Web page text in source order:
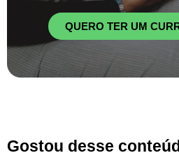
QUERO TER UM
Gostou desse